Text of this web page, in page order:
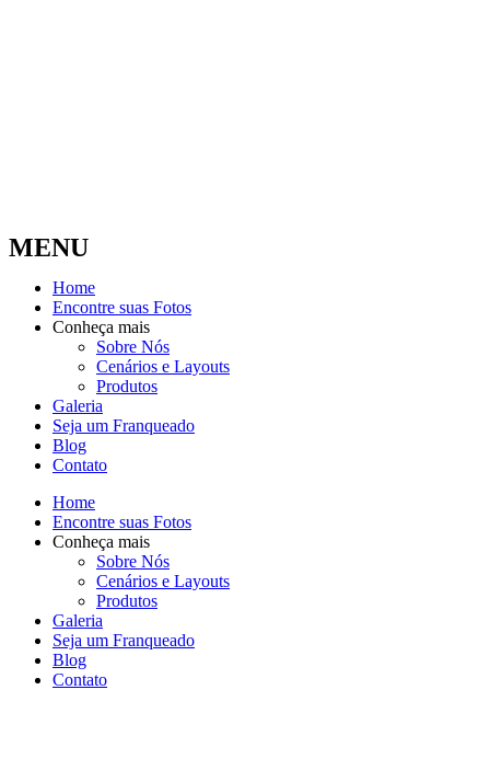
MENU
Home
Encontre suas Fotos
Conheça mais
Sobre Nós
Cenários e Layouts
Produtos
Galeria
Seja um Franqueado
Blog
Contato
Home
Encontre suas Fotos
Conheça mais
Sobre Nós
Cenários e Layouts
Produtos
Galeria
Seja um Franqueado
Blog
Contato